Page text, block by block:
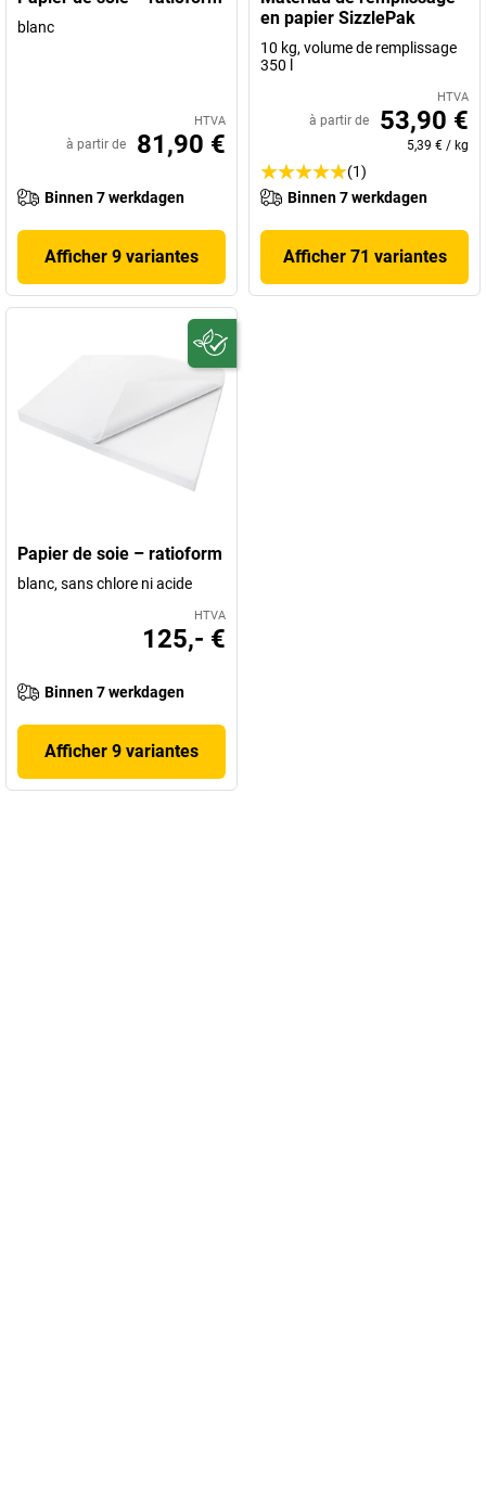
blanc
HTVA
à partir de 81,90 €
Binnen 7 werkdagen
Afficher 9 variantes
en papier SizzlePak
10 kg, volume de remplissage
350 l
HTVA
à partir de 53,90 €
5,39 € / kg
(1)
Binnen 7 werkdagen
Afficher 71 variantes
Papier de soie – ratioform
blanc, sans chlore ni acide
HTVA
125,- €
Binnen 7 werkdagen
Afficher 9 variantes